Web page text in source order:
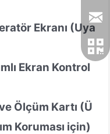
Ekranı (Uya
Ekran Kontrol
Ölçüm Kartı (Ü
Koruması için)